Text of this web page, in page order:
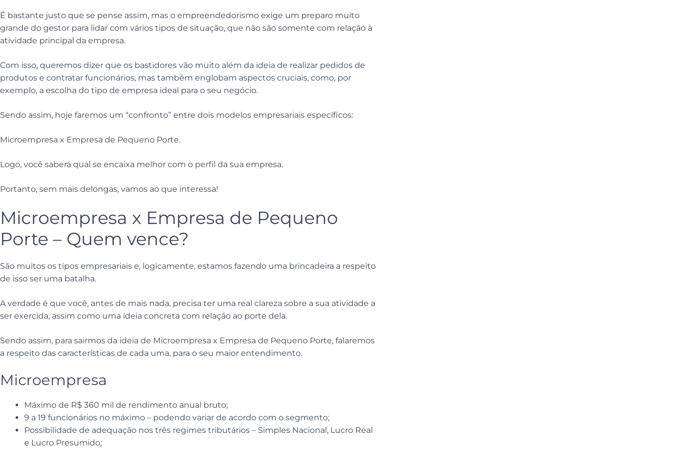
É bastante justo que se pense assim, mas o empreendedorismo exige um preparo muito
grande do gestor para lidar com vários tipos de situação, que não são somente com relação à
atividade principal da empresa.
Com isso, queremos dizer que os bastidores vão muito além da ideia de realizar pedidos de
produtos e contratar funcionários, mas também englobam aspectos cruciais, como, por
exemplo, a escolha do tipo de empresa ideal para o seu negócio.
Sendo assim, hoje faremos um “confronto” entre dois modelos empresariais específicos:
Microempresa x Empresa de Pequeno Porte.
Logo, você saberá qual se encaixa melhor com o perfil da sua empresa.
Portanto, sem mais delongas, vamos ao que interessa!
Microempresa x Empresa de Pequeno
Porte – Quem vence?
São muitos os tipos empresariais e, logicamente, estamos fazendo uma brincadeira a respeito
de isso ser uma batalha.
A verdade é que você, antes de mais nada, precisa ter uma real clareza sobre a sua atividade a
ser exercida, assim como uma ideia concreta com relação ao porte dela.
Sendo assim, para sairmos da ideia de Microempresa x Empresa de Pequeno Porte, falaremos
a respeito das características de cada uma, para o seu maior entendimento.
Microempresa
Máximo de R$ 360 mil de rendimento anual bruto;
9 a 19 funcionários no máximo – podendo variar de acordo com o segmento;
Possibilidade de adequação nos três regimes tributários – Simples Nacional, Lucro Real
e Lucro Presumido;